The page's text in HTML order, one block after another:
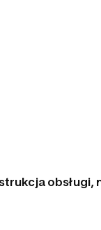
obsługi,